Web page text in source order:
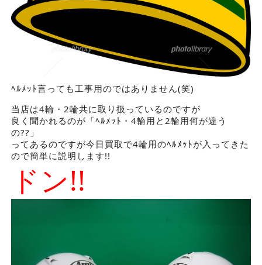
ﾍﾙﾒｯﾄ言っても工事用のではありません(笑)
当店は4輪・2輪共に取り扱っているのですが
良く聞かれるのが「ﾍﾙﾒｯﾄ・4輪用と2輪用何が違う
の??」
ってあるのですが今日買取で4輪用のﾍﾙﾒｯﾄが入ってきた
ので簡単に説明します!!
ドン!!